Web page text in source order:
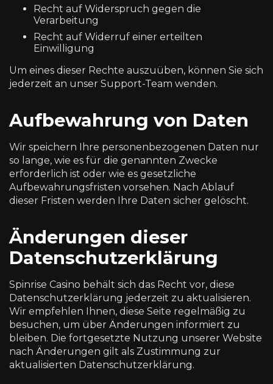
Recht auf Widerspruch gegen die
Verarbeitung
Recht auf Widerruf einer erteilten
Einwilligung
Um eines dieser Rechte auszuüben, können Sie sich
jederzeit an unser Support-Team wenden.
Aufbewahrung von Daten
Wir speichern Ihre personenbezogenen Daten nur
so lange, wie es für die genannten Zwecke
erforderlich ist oder wie es gesetzliche
Aufbewahrungsfristen vorsehen. Nach Ablauf
dieser Fristen werden Ihre Daten sicher gelöscht.
Änderungen dieser
Datenschutzerklärung
Spinrise Casino behält sich das Recht vor, diese
Datenschutzerklärung jederzeit zu aktualisieren.
Wir empfehlen Ihnen, diese Seite regelmäßig zu
besuchen, um über Änderungen informiert zu
bleiben. Die fortgesetzte Nutzung unserer Website
nach Änderungen gilt als Zustimmung zur
aktualisierten Datenschutzerklärung.